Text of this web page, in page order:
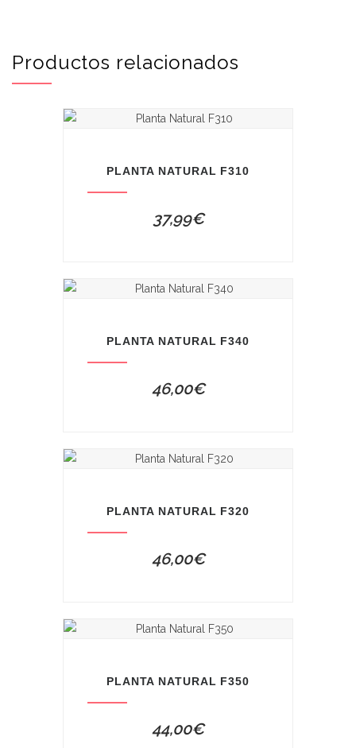
Productos relacionados
PLANTA NATURAL F310
37,99€
PLANTA NATURAL F340
46,00€
PLANTA NATURAL F320
46,00€
PLANTA NATURAL F350
44,00€